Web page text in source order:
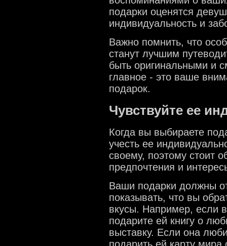
подарки оценятся
индивидуальность и
Важно помнить, что
станут лучшим
быть оригинальными и
главное - это ваше
подарок.
Чувствуйте ее
Когда вы выбираете
учесть ее
своему, поэтому стоит
предпочтения и
Ваши подарки должны
показывать, что вы
вкусы. Например, если
подарите ей книгу о
выставку. Если она